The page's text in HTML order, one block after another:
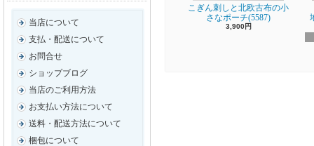
当店について
支払・配送について
お問合せ
ショップブログ
当店のご利用方法
お支払い方法について
送料・配送方法について
梱包について
こぎん刺しと北欧古布の小
さなポーチ(5587)
3,900円